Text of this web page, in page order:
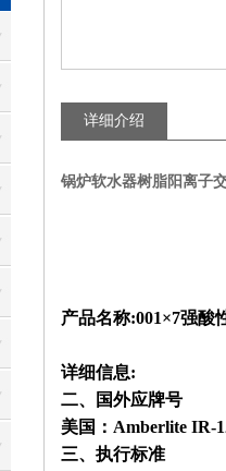
详细介绍
锅炉软水器树脂阳离子
产品名称:001×7强酸
详细信息:
二、国外应牌号
美国：Amberlite IR-
三、执行标准